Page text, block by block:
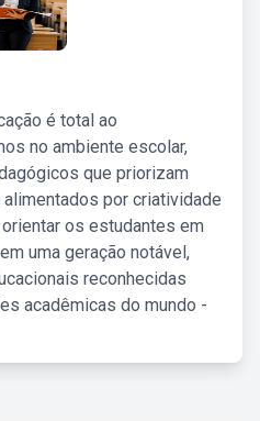
é total ao
no ambiente escolar,
que priorizam
por criatividade
os estudantes em
uma geração notável,
reconhecidas
acadêmicas do mundo -